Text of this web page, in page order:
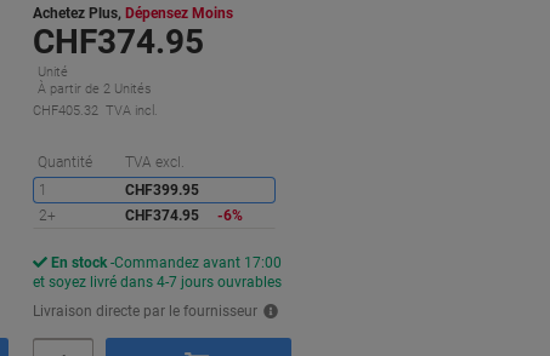
Économies
Achetez Plus, Dépensez Moins
CHF374.95
Unité
À partir de 2 Unités
CHF405.32 TVA incl.
Quantité TVA excl.
1
CHF399.95
2+
CHF374.95 -6%
En stock Commandez avant 17:00
et soyez livré dans 4-7 jours ouvrables
Livraison directe par le fournisseur